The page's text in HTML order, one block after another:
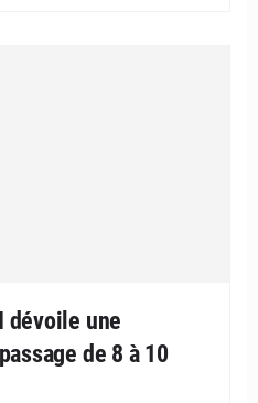
dévoile une
de 8 à 10